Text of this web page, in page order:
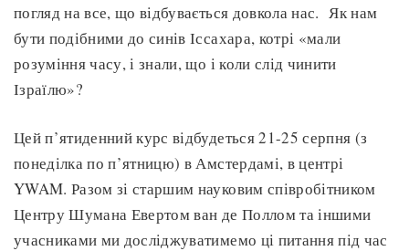
погляд на все, що відбувається довкола нас. Як нам
бути подібними до синів Іссахара, котрі «мали
розуміння часу, і знали, що і коли слід чинити
Ізраїлю»?
Цей п’ятиденний курс відбудеться 21-25 серпня (з
понеділка по п’ятницю) в Амстердамі, в центрі
YWAM. Разом зі старшим науковим співробітником
Центру Шумана Евертом ван де Поллом та іншими
учасниками ми досліджуватимемо ці питання під час